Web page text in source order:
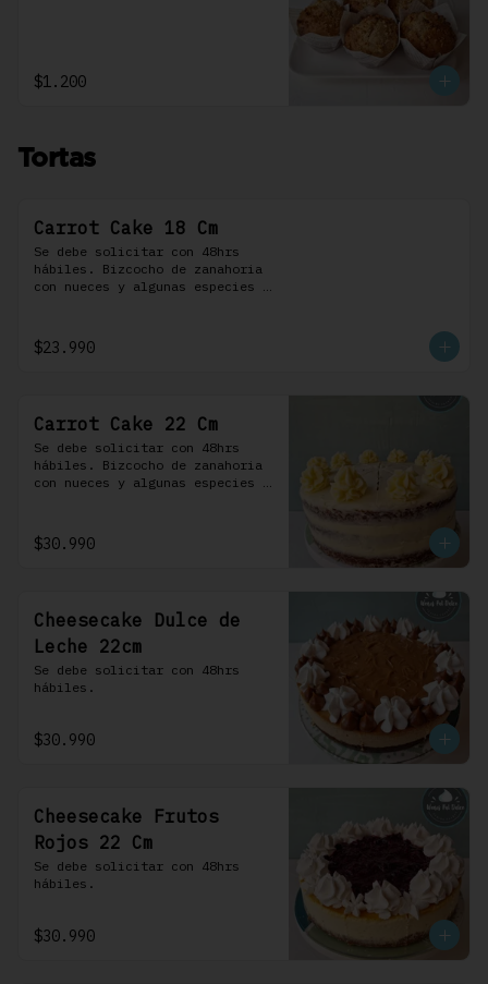
$1.200
Tortas
Carrot Cake 18 Cm
Se debe solicitar con 48hrs
hábiles. Bizcocho de zanahoria
con nueces y algunas especies
crema.
$23.990
Carrot Cake 22 Cm
Se debe solicitar con 48hrs
hábiles. Bizcocho de zanahoria
con nueces y algunas especies
crema.
$30.990
Cheesecake Dulce de
Leche 22cm
Se debe solicitar con 48hrs
hábiles.
$30.990
Cheesecake Frutos
Rojos 22 Cm
Se debe solicitar con 48hrs
hábiles.
$30.990